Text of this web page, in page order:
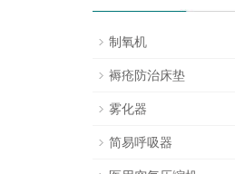
制氧机
褥疮防治床垫
雾化器
简易呼吸器